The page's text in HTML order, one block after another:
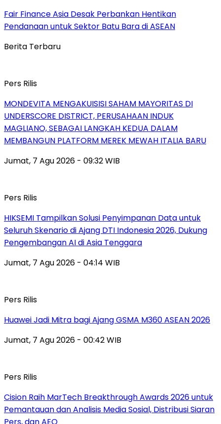
Fair Finance Asia Desak Perbankan Hentikan
Pendanaan untuk Sektor Batu Bara di ASEAN
Berita Terbaru
Pers Rilis
MONDEVITA MENGAKUISISI SAHAM MAYORITAS DI
UNDERSCORE DISTRICT, PERUSAHAAN INDUK
MAGLIANO, SEBAGAI LANGKAH KEDUA DALAM
MEMBANGUN PLATFORM MEREK MEWAH ITALIA BARU
Jumat, 7 Agu 2026 - 09:32 WIB
Pers Rilis
HIKSEMI Tampilkan Solusi Penyimpanan Data untuk
Seluruh Skenario di Ajang DTI Indonesia 2026, Dukung
Pengembangan AI di Asia Tenggara
Jumat, 7 Agu 2026 - 04:14 WIB
Pers Rilis
Huawei Jadi Mitra bagi Ajang GSMA M360 ASEAN 2026
Jumat, 7 Agu 2026 - 00:42 WIB
Pers Rilis
Cision Raih MarTech Breakthrough Awards 2026 untuk
Pemantauan dan Analisis Media Sosial, Distribusi Siaran
Pers, dan AEO